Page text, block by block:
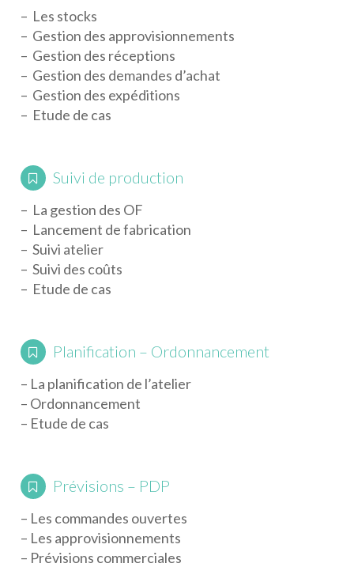
– Les stocks
– Gestion des approvisionnements
– Gestion des réceptions
– Gestion des demandes d’achat
– Gestion des expéditions
– Etude de cas
Suivi de production
– La gestion des OF
– Lancement de fabrication
– Suivi atelier
– Suivi des coûts
– Etude de cas
Planification – Ordonnancement
– La planification de l’atelier
– Ordonnancement
– Etude de cas
Prévisions – PDP
– Les commandes ouvertes
– Les approvisionnements
– Prévisions commerciales